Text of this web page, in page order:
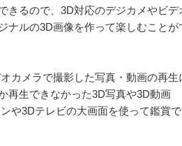
きるので、3D対応のデジカメやビデ
ナルの3D画像を作って楽しむことが
カメラで撮影した写真・動画の再生
再生できなかった3D写真や3D動画
や3Dテレビの大画面を使って鑑賞で